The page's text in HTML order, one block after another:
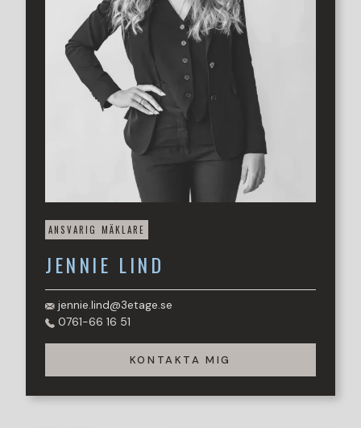
Bostaden erbjuder två rymligt sovrum med generös plats
till både förvaring och stor säng.
Det helkaklade badrummet är smart planerat och inrett i
tidlösa färger. Här finns dusch, wc samt kommod med
handfat som tillsammans skapar en funktionell och stilren
Här bor du i en stabil och välskött förening där de stora
renoveringarna redan är genomförda, bland annat
stambyte, fasad- och fönsterrenovering. Läget är
svårslaget med närhet till matbutiker, gym, apotek,
gångavstånd når du dessutom stadens restaurangutbud,
ANSVARIG MÄKLARE
JENNIE LIND
jennie.lind@3etage.se
0761-66 16 51
KONTAKTA MIG